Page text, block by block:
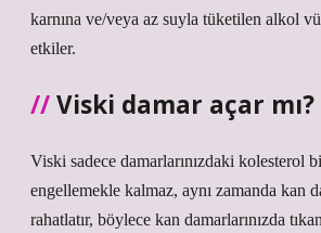
karnına ve/veya az suyla tüketilen alkol
etkiler.
Viski damar açar mı?
Viski sadece damarlarınızdaki kolesterol
engellemekle kalmaz, aynı zamanda kan
rahatlatır, böylece kan damarlarınızda